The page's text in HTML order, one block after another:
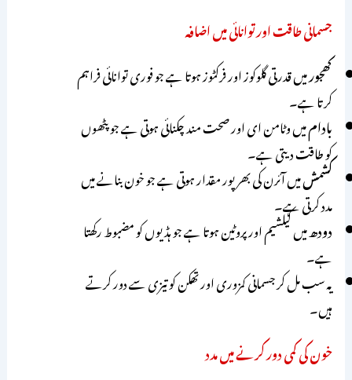
جسمانی طاقت اور توانائی میں اضافہ
کھجورمیں قدرتی گلوکوز اور فرکٹوز ہوتا ہے جو فوری توانائی فراہم
کرتا ہے۔
باداممیں وٹامن ای اور صحت مند چکنائی ہوتی ہے جو پٹھوں
کو طاقت دیتی ہے۔
کشمشمیں آئرن کی بھرپور مقدار ہوتی ہے جو خون بنانے میں
مدد کرتی ہے۔
دودھمیں کیلشیم اور پروٹین ہوتا ہے جو ہڈیوں کو مضبوط رکھتا
ہے۔
یہ سب مل کر جسمانی کمزوری اور تھکن کو تیزی سے دور کرتے
ہیں۔
خون کی کمی دور کرنے میں مدد